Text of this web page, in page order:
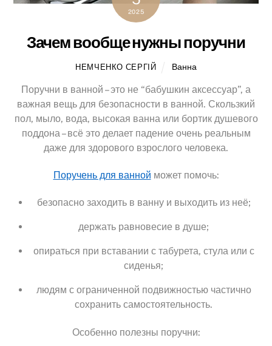
2025
Зачем вообще нужны поручни
НЕМЧЕНКО СЕРГІЙ Ванна
Поручни в ванной – это не “бабушкин аксессуар”, а
важная вещь для безопасности в ванной. Скользкий
пол, мыло, вода, высокая ванна или бортик душевого
поддона – всё это делает падение очень реальным
даже для здорового взрослого человека.
Поручень для ванной может помочь:
безопасно заходить в ванну и выходить из неё;
держать равновесие в душе;
опираться при вставании с табурета, стула или с
сиденья;
людям с ограниченной подвижностью частично
сохранить самостоятельность.
Особенно полезны поручни: